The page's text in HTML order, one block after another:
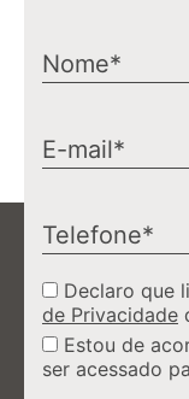
Declaro que
de Privacidade
Estou de
ser acessado